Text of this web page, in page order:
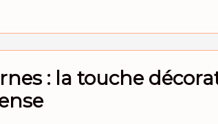
: la touche